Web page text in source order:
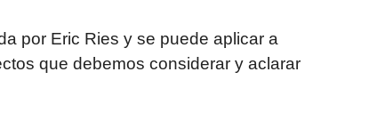
por Eric Ries y se puede aplicar a
que debemos considerar y aclarar